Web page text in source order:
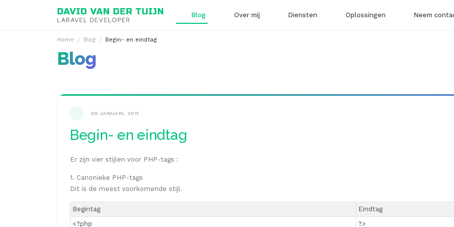
Blog Over mij Diensten Oplossingen Neem
Home Blog Begin- en eindtag
Blog
09 JANUARI, 2011
Begin- en eindtag
Er zijn vier stijlen voor PHP-tags :
1. Canonieke PHP-tags
Dit is de meest voorkomende stijl.
Begintag
Eindtag
<?php
?>